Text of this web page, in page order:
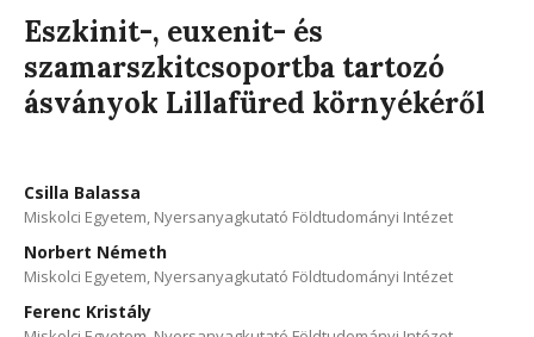
Eszkinit-, euxenit- és
szamarszkitcsoportba tartozó
ásványok Lillafüred környékéről
Csilla Balassa
Miskolci Egyetem, Nyersanyagkutató Földtudományi Intézet
Norbert Németh
Miskolci Egyetem, Nyersanyagkutató Földtudományi Intézet
Ferenc Kristály